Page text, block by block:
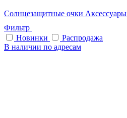
Солнцезащитные очки Аксессуары
Фильтр
Новинки
Распродажа
В наличии по адресам